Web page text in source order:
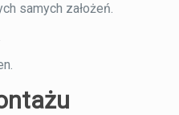
samych założeń.